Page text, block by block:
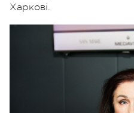
Харкові.